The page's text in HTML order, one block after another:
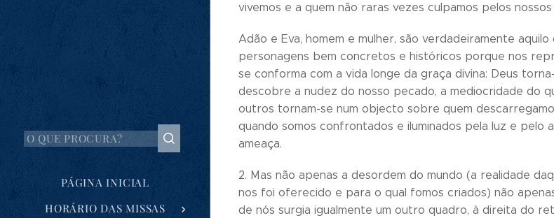
PÁGINA INICIAL
HORÁRIO DAS MISSAS
vivemos e a quem não raras vezes culpamos pelos
Adão e Eva, homem e mulher, são verdadeiramente
personagens bem concretos e históricos porque nos
se conforma com a vida longe da graça divina: Deus
descobre a nudez do nosso pecado, a mediocridade do
outros tornam-se num objecto sobre quem
quando somos confrontados e iluminados pela luz e pelo
ameaça.
2. Mas não apenas a desordem do mundo (a realidade
nos foi oferecido e para o qual fomos criados) não
de nós surgia igualmente um outro quadro, à direita do